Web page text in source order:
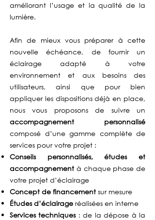
améliorant l’usage et la qualité de la
lumière.
Afin de mieux vous préparer à cette
nouvelle échéance, de fournir un
éclairage adapté à votre
environnement et aux besoins des
utilisateurs, ainsi que pour bien
appliquer les dispositions déjà en place,
nous vous proposons de suivre un
accompagnement personnalisé
composé d’une gamme complète de
services pour votre projet :
Conseils personnalisés, études et
accompagnement à chaque phase de
votre projet d’éclairage
Concept de financement sur mesure
Études d’éclairage réalisées en interne
Services techniques: de la dépose à la